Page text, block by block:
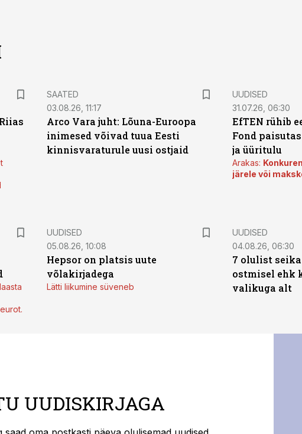
SAATED
03.08.26, 11:17
Arco Vara juht: Lõuna-Euroopa
inimesed võivad tuua Eesti
kinnisvaraturule uusi ostjaid
UUDISED
31.07.26, 06:30
EfTEN rühib
Fond
ja üüritulu
Arakas:
järele või
UUDISED
05.08.26, 10:08
Hepsor on platsis uute
võlakirjadega
Lätti liikumine süveneb
UUDISED
04.08.26, 06:30
7 olulist seika
ostmisel ehk
valikuga alt
UUDISKIRJAGA